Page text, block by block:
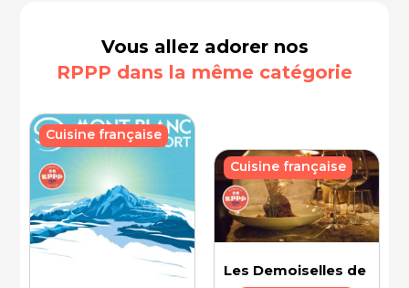
Vous allez adorer nos
RPPP dans la même catégorie
Cuisine française
Les Demoiselles de
Cuisine française